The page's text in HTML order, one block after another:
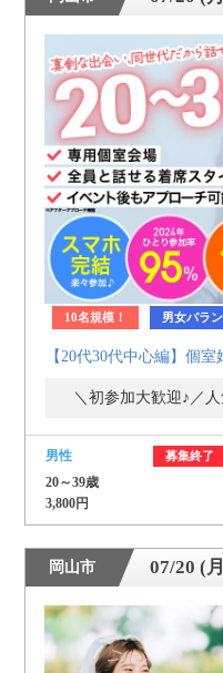
10名規模！ 男女バラ
【20代30代中心編】個
＼初参加大歓迎♪／
男性 募集終了
20～39歳
3,800円
岡山市 07/20 (